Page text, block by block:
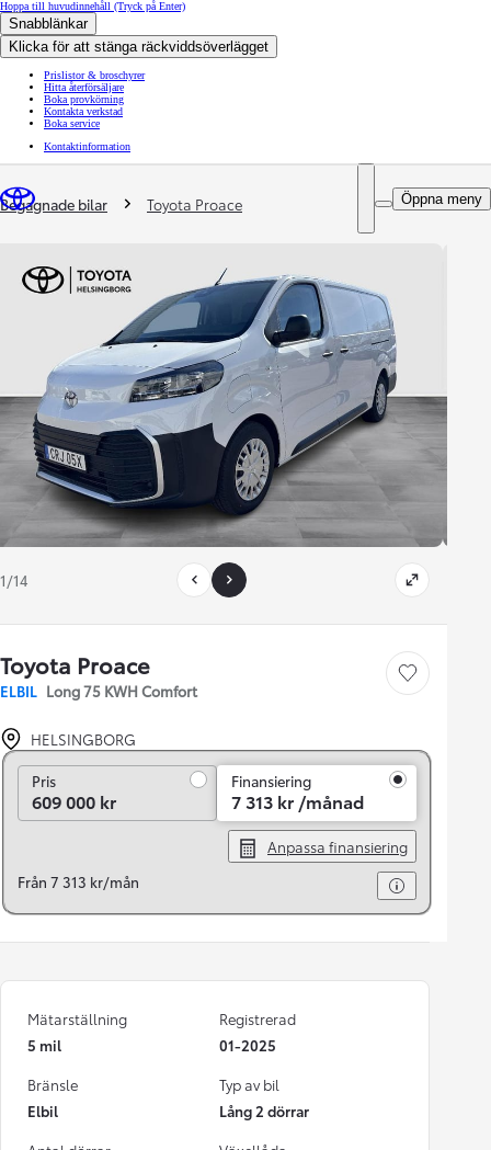
Hoppa till huvudinnehåll (Tryck på Enter)
Snabblänkar
Klicka för att stänga räckviddsöverlägget
Prislistor & broschyrer
Hitta återförsäljare
Boka provkörning
Kontakta verkstad
Boka service
Kontaktinformation
Öppna meny
You are here
Begagnade bilar Toyota Proace
1/14
Toyota Proace
ELBIL Long 75 KWH Comfort
Save car
HELSINGBORG
PrisPris
609 000 kr
Finansiering
7 313 kr /månad
Anpassa finansiering
Från 7 313 kr/mån
Mätarställning
5 mil
Registrerad
01-2025
Bränsle
Elbil
Typ av bil
Lång 2 dörrar